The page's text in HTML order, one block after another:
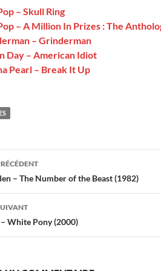
– Skull Ring
– A Million In Prizes : The
– Grinderman
Day – American Idiot
Pearl – Break It Up
– The Number of the Beast (1982)
White Pony (2000)